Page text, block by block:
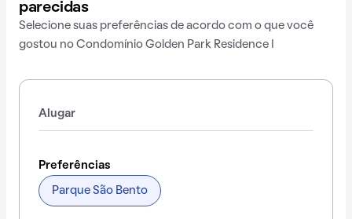
parecidas
Selecione suas preferências de acordo com o que você
gostou no Condomínio Golden Park Residence I
Alugar
Preferências
Parque São Bento